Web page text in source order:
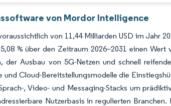
von Mordor Intelligence
von 11,44 Milliarden USD im Jahr
% über den Zeitraum 2026–2031 einen Wert
Ausbau von 5G-Netzen und schnell
Cloud-Bereitstellungsmodelle die
, Video- und Messaging-Stacks um
Nutzerbasis in regulierten